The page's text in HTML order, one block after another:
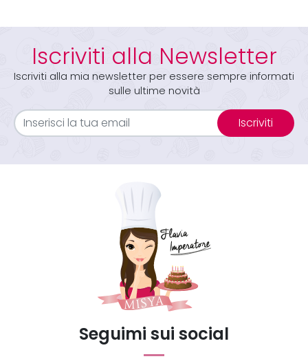
Iscriviti alla Newsletter
Iscriviti alla mia newsletter per essere sempre informati
sulle ultime novità
Iscriviti
Seguimi sui social